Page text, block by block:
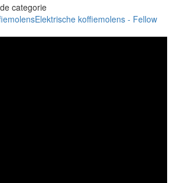
categorie
Elektrische koffiemolens - Fellow